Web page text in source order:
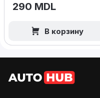
290 MDL
В корзину